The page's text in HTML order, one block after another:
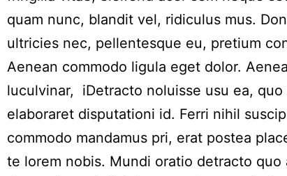
quam nunc, blandit vel, ridiculus mus.
ultricies nec, pellentesque eu, pretium
Aenean commodo ligula eget dolor.
luculvinar, iDetracto noluisse usu ea, quo
elaboraret disputationi id. Ferri nihil
commodo mandamus pri, erat postea
te lorem nobis. Mundi oratio detracto quo